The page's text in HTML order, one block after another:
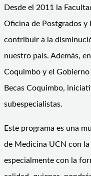
Desde el 2011 la
Oficina de Postgrados
contribuir a la
nuestro país. Además,
Coquimbo y el Gobierno
Becas Coquimbo,
subespecialistas.
Este programa es una
de Medicina UCN con
especialmente con la